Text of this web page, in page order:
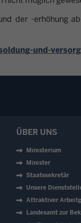
der -erhöhung
und-
ÜBER UNS
Ministerium
Minister
Staatssekretär
Unsere
Attraktiver
Landesamt zur